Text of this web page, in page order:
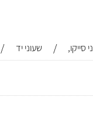
/ שעוני יד /